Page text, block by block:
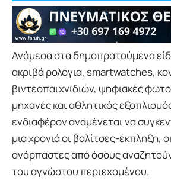
Ανάμεσα στα δημοπρατούμενα
ακριβά ρολόγια, smartwatches,
βιντεοπαιχνιδιών, ψηφιακές
μηχανές και αθλητικός
ενδιαφέρον αναμένεται να
μια χρονιά οι βαλίτσες-έκπληξη,
ανάρπαστες από όσους
του αγνώστου περιεχομένου.